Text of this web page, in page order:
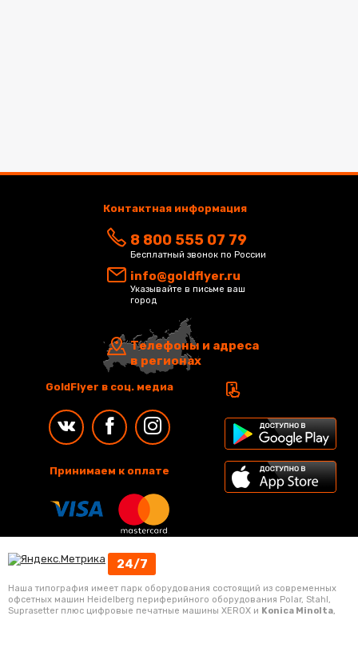
Контактная информация
8 800 555 07 79
Бесплатный звонок по России
info@goldflyer.ru
Указывайте в письме ваш
город
Телефоны и адреса
в регионах
GoldFlyer в соц. медиа
Принимаем к оплате
24/7
Наша типография имеет парк оборудования состоящий из современных
офсетных машин Heidelberg периферийного оборудования Polar, Stahl,
Suprasetter плюс цифровые печатные машины XEROX и Konica Minolta,